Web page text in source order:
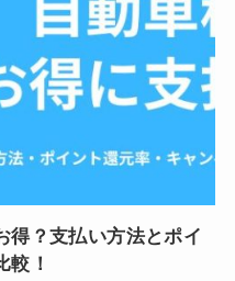
得？支払い方法とポイ
較！